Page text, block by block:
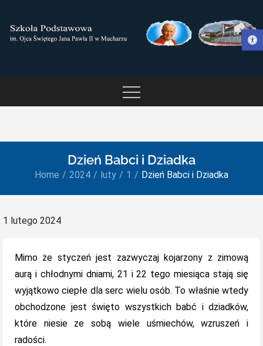
Otwórz pasek narzędzi
content
OJCA ŚWIĘTEGO JANA
Dzień Babci i Dziadka
Home 2024 luty 1 Dzień Babci i Dziadka
Posted
1 lutego 2024
Mimo że styczeń jest zazwyczaj kojarzony z zimową
aurą i chłodnymi dniami, 21 i 22 tego miesiąca stają się
wyjątkowo ciepłe dla serc wielu osób. To właśnie wtedy
obchodzone jest święto wszystkich babć i dziadków,
które niesie ze sobą wiele uśmiechów, wzruszeń i
radości.